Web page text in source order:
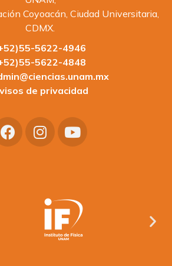
Coyoacán, Ciudad Universitaria,
CDMX.
5622-4946
5622-4848
de privacidad